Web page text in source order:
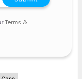
Terms &